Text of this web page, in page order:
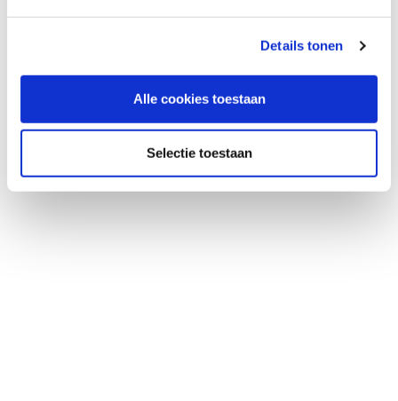
Details tonen
Alle cookies toestaan
Selectie toestaan